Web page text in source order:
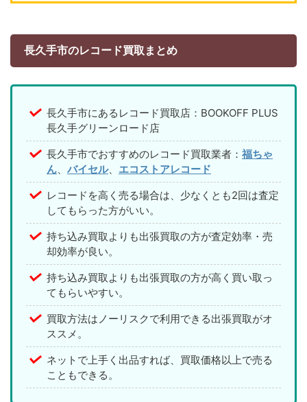
長久手市のレコード買取まとめ
長久手市にあるレコード買取店：BOOKOFF PLUS
長久手グリーンロード店
長久手市でおすすめのレコード買取業者： 福ちゃ
ん
バイセル、 エコストアレコード
レコードを高く売る場合は、少なくとも2回は査定
してもらった方がいい。
持ち込み買取よりも出張買取の方が査定効率・売
却効率が良い。
持ち込み買取よりも出張買取の方が高く買い取っ
てもらいやすい。
買取方法はノーリスクで利用できる出張買取がオ
ススメ。
ネットで上手く出品すれば、買取価格以上で売る
こともできる。